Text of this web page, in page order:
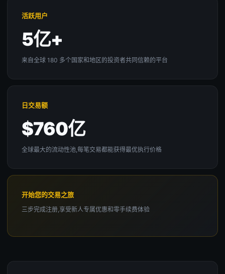
活跃用户
5亿+
来自全球 180 多个国家和地区的投资者共同信赖的平台
日交易额
$760亿
全球最大的流动性池,每笔交易都能获得最优执行价格
开始您的交易之旅
三步完成注册,享受新人专属优惠和零手续费体验